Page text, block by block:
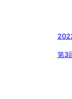
第3
会